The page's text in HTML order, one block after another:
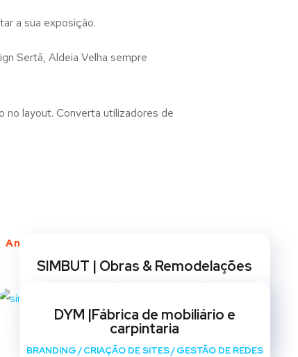
a sua exposição.
Sertã, Aldeia Velha sempre
no layout. Converta utilizadores de
Anos de Serviço
SIMBUT | Obras & Remodelações
REDESIGN DE SITES
DYM |Fábrica de mobiliário e
carpintaria
BRANDING/CRIAÇÃO DE SITES/GESTÃO DE REDES